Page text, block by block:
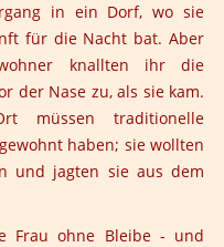
in ein Dorf, wo sie
für die Nacht bat. Aber
knallten ihr die
der Nase zu, als sie kam.
müssen traditionelle
haben; sie wollten
und jagten sie aus dem
Frau ohne Bleibe - und